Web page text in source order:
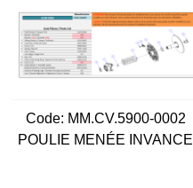
Code: MM.CV.5900-0002
POULIE MENÉE INVANCE